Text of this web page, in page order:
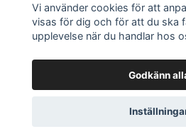
Om oss
Vanliga frågor om
Vi använder cookies för att
visas för dig och för att du ska
upplevelse när du handlar hos
Godkänn